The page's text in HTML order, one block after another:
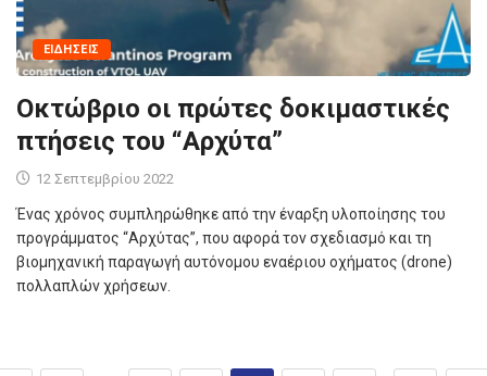
ΕΙΔΉΣΕΙΣ
Οκτώβριο οι πρώτες δοκιμαστικές
πτήσεις του “Αρχύτα”
12 Σεπτεμβρίου 2022
Ένας χρόνος συμπληρώθηκε από την έναρξη υλοποίησης του
προγράμματος “Αρχύτας”, που αφορά τον σχεδιασμό και τη
βιομηχανική παραγωγή αυτόνομου εναέριου οχήματος (drone)
πολλαπλών χρήσεων.